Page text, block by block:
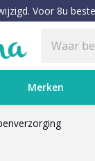
Voor 8u
Merken